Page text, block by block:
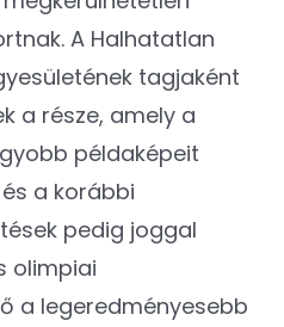
A Halhatatlan
tagjaként
a része, amely a
példaképeit
és a korábbi
pedig joggal
olimpiai
a legeredményesebb